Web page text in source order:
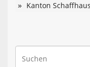
Kanton